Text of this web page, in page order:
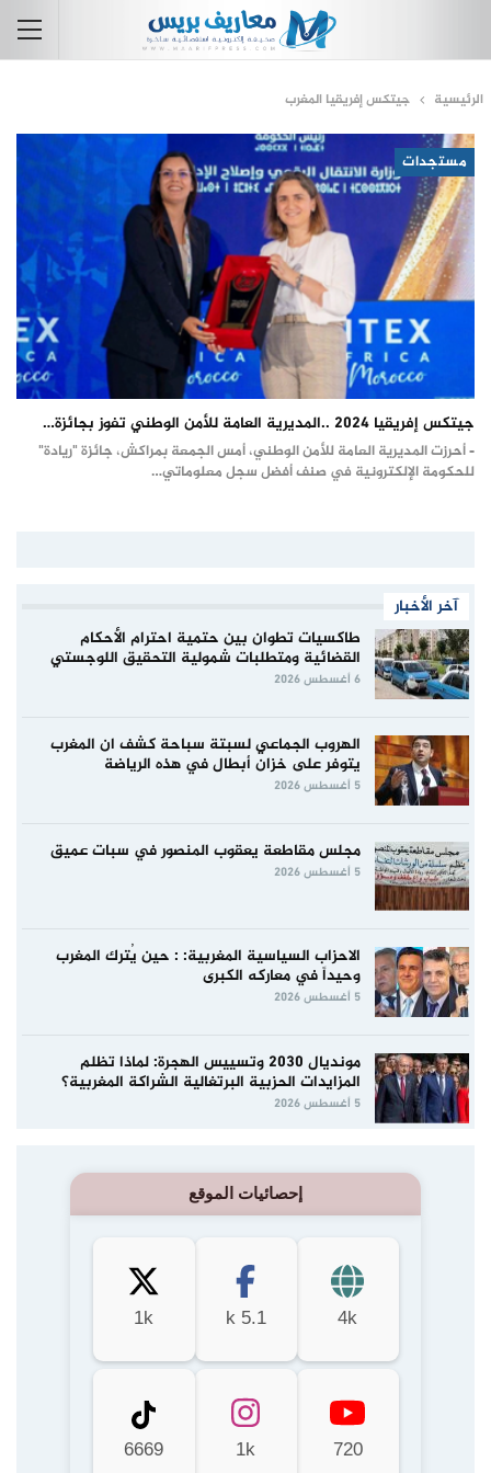
الرئيسية جيتكس إفريقيا المغرب
مستجدات
جيتكس إفريقيا 2024 ..المديرية العامة للأمن الوطني تفوز بجائزة…
- أحرزت المديرية العامة للأمن الوطني، أمس الجمعة بمراكش، جائزة "ريادة"
للحكومة الإلكترونية في صنف أفضل سجل معلوماتي…
آخر الأخبار
طاكسيات تطوان بين حتمية احترام الأحكام
القضائية ومتطلبات شمولية التحقيق اللوجستي
6 أغسطس 2026
الهروب الجماعي لسبتة سباحة كشف ان المغرب
يتوفر على خزان أبطال في هذه الرياضة
5 أغسطس 2026
مجلس مقاطعة يعقوب المنصور في سبات عميق
5 أغسطس 2026
الاحزاب السياسية المغربية: : حين يُترك المغرب
وحيداً في معاركه الكبرى
5 أغسطس 2026
مونديال 2030 وتسييس الهجرة: لماذا تظلم
المزايدات الحزبية البرتغالية الشراكة المغربية؟
5 أغسطس 2026
إحصائيات الموقع
4k
5.1 k
1k
720
1k
6669